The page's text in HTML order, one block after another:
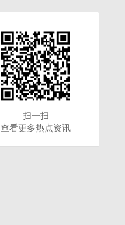
扫一扫
查看更多热点资讯
扫一扫
查看更多热点资讯